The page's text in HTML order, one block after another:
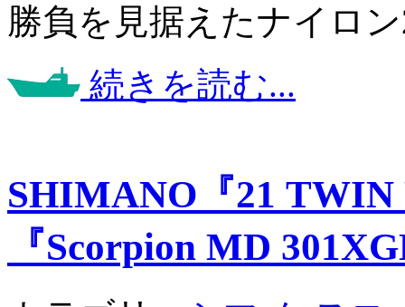
勝負を見据えたナイロ
続きを読む...
SHIMANO『21 TWIN
『Scorpion MD